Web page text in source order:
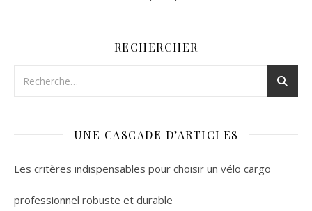
RECHERCHER
UNE CASCADE D’ARTICLES
Les critères indispensables pour choisir un vélo cargo
professionnel robuste et durable